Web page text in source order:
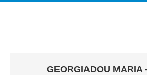
GEORGIADOU MARIA